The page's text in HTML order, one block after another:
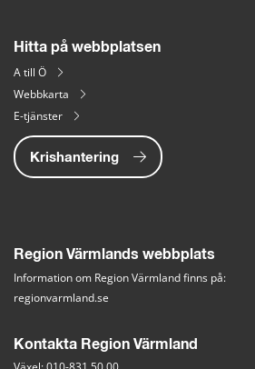
Hitta på webbplatsen
A till Ö
Webbkarta
E-tjänster
Krishantering
Region Värmlands webbplats
Information om Region Värmland finns på:
regionvarmland.se
Kontakta Region Värmland